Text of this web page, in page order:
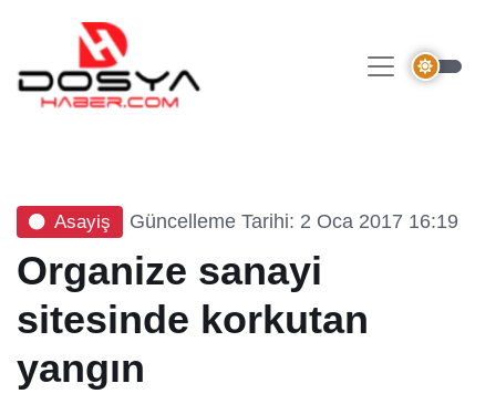
Asayiş Güncelleme Tarihi: 2 Oca 2017 16:19
Organize sanayi
sitesinde korkutan
yangın